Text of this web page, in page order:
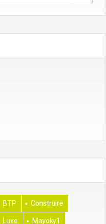
BTP Construire
Luxe Mayoky1